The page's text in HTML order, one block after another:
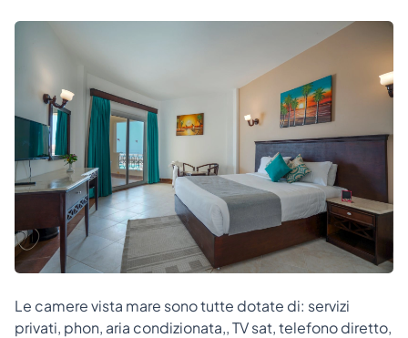
Le camere vista mare sono tutte dotate di: servizi
privati, phon, aria condizionata,, TV sat, telefono diretto,